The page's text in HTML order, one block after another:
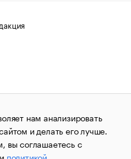
авторских прав
1995–2026.Сообщения
«РБК»
службой по надзору в сфере
и массовых
нам анализировать
и делать его лучше.
вы соглашаетесь с